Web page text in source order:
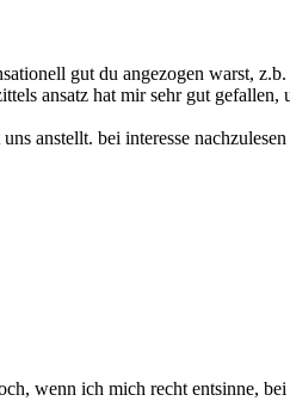
gut du angezogen warst,
ansatz hat mir sehr gut gefallen,
anstellt. bei interesse
wenn ich mich recht entsinne,